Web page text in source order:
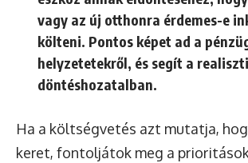
vagy az új otthonra érdemes-e
költeni. Pontos képet ad a
helyzetetekről, és segít a
döntéshozatalban.
Ha a költségvetés azt mutatja,
keret, fontoljátok meg a